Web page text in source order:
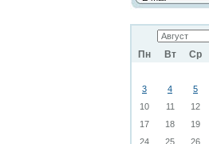
Пн Вт Ср
3
4 5
10
11 12
17
18 19
24
25 26